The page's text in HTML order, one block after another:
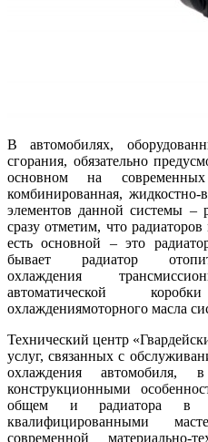
В автомобилях,
сгорания, обязательно
основном на
комбинированная,
элементов данной системы –
сразу отметим, что
есть основной – это
бывает радиатор
охлаждения
автоматической
охлаждениямоторного масла
Технический центр
услуг, связанных с
охлаждения автомобиля,
конструкционными
общем и радиатора в
квалифицированными
современной материально-